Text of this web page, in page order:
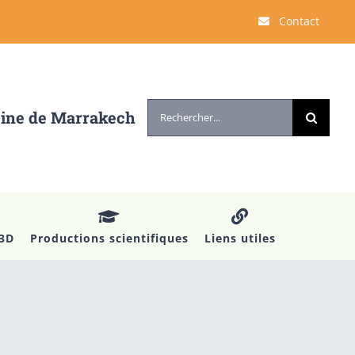
Contact
de Marrakech Rechercher:
Productions scientifiques Liens utiles